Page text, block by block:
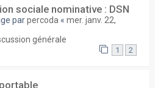
sociale nominative : DSN
parpercoda « mer. janv. 22,
générale
1 2